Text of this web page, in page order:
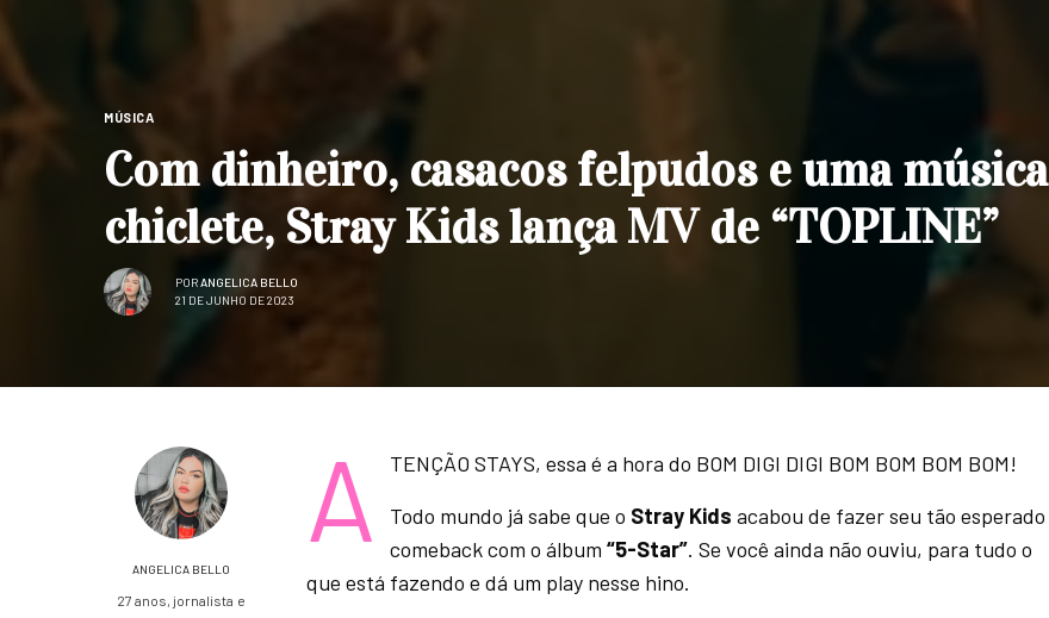
MÚSICA
Com dinheiro, casacos felpudos e uma música
chiclete, Stray Kids lança MV de “TOPLINE”
PORANGELICA BELLO
21 DE JUNHO DE 2023
ANGELICA BELLO
27 anos, jornalista e
A
TENÇÃO STAYS, essa é a hora do BOM DIGI DIGI BOM BOM BOM BOM!
Todo mundo já sabe que o Stray Kids acabou de fazer seu tão esperado
comeback com o álbum “5-Star”. Se você ainda não ouviu, para tudo o
que está fazendo e dá um play nesse hino.